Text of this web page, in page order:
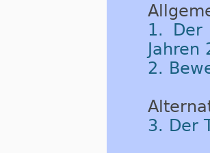
1. Der
2.
3. Der